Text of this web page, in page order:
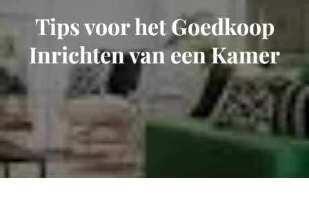
Tips voor het Goedkoop
Inrichten van een Kamer